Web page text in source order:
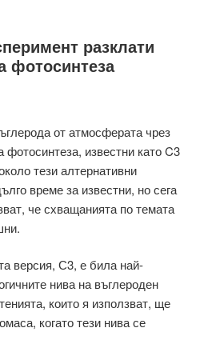
разклати
фотосинтеза
от атмосферата чрез
фотосинтеза, известни като C3
тези алтернативни
време за известни, но сега
че схващанията по темата
версия, С3, е била най-
нива на въглероден
които я използват, ще
когато тези нива се